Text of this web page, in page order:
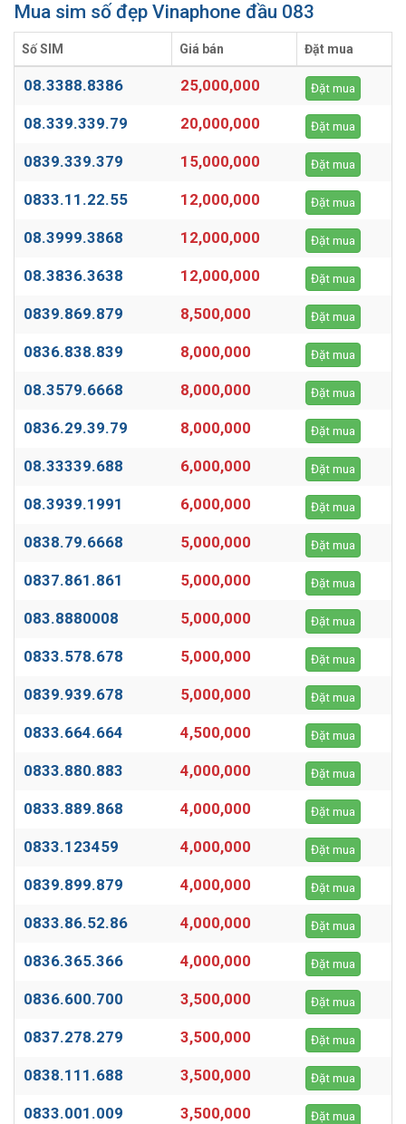
Mua sim số đẹp Vinaphone đầu 083
Số SIM Giá bán Đặt mua
08.3388.8386 25,000,000 Đặt mua
08.339.339.79 20,000,000 Đặt mua
0839.339.379 15,000,000 Đặt mua
0833.11.22.55 12,000,000 Đặt mua
08.3999.3868 12,000,000 Đặt mua
08.3836.3638 12,000,000 Đặt mua
0839.869.879 8,500,000 Đặt mua
0836.838.839 8,000,000 Đặt mua
08.3579.6668 8,000,000 Đặt mua
0836.29.39.79 8,000,000 Đặt mua
08.33339.688 6,000,000 Đặt mua
08.3939.1991 6,000,000 Đặt mua
0838.79.6668 5,000,000 Đặt mua
0837.861.861 5,000,000 Đặt mua
083.8880008 5,000,000 Đặt mua
0833.578.678 5,000,000 Đặt mua
0839.939.678 5,000,000 Đặt mua
0833.664.664 4,500,000 Đặt mua
0833.880.883 4,000,000 Đặt mua
0833.889.868 4,000,000 Đặt mua
0833.123459 4,000,000 Đặt mua
0839.899.879 4,000,000 Đặt mua
0833.86.52.86 4,000,000 Đặt mua
0836.365.366 4,000,000 Đặt mua
0836.600.700 3,500,000 Đặt mua
0837.278.279 3,500,000 Đặt mua
0838.111.688 3,500,000 Đặt mua
0833.001.009 3,500,000 Đặt mua